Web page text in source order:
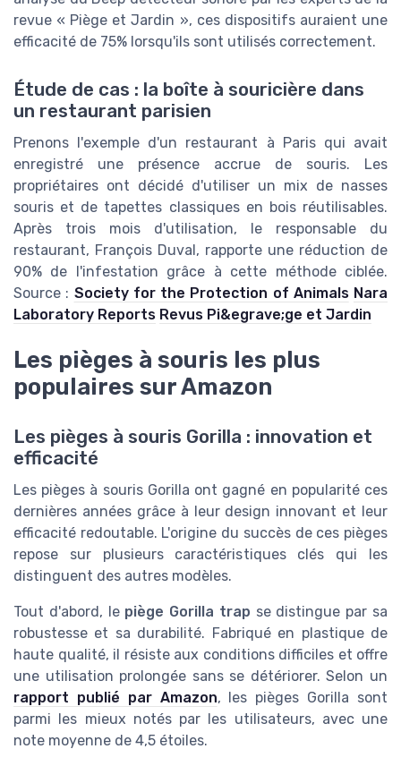
revue « Piège et Jardin », ces dispositifs auraient une
efficacité de 75% lorsqu'ils sont utilisés correctement.
Étude de cas : la boîte à souricière dans
un restaurant parisien
Prenons l'exemple d'un restaurant à Paris qui avait
enregistré une présence accrue de souris. Les
propriétaires ont décidé d'utiliser un mix de nasses
souris et de tapettes classiques en bois réutilisables.
Après trois mois d'utilisation, le responsable du
restaurant, François Duval, rapporte une réduction de
90% de l'infestation grâce à cette méthode ciblée.
Source : Society for the Protection of Animals Nara
Laboratory Reports Revus Pi&egrave;ge et Jardin
Les pièges à souris les plus
populaires sur Amazon
Les pièges à souris Gorilla : innovation et
efficacité
Les pièges à souris Gorilla ont gagné en popularité ces
dernières années grâce à leur design innovant et leur
efficacité redoutable. L'origine du succès de ces pièges
repose sur plusieurs caractéristiques clés qui les
distinguent des autres modèles.
Tout d'abord, le piège Gorilla trap se distingue par sa
robustesse et sa durabilité. Fabriqué en plastique de
haute qualité, il résiste aux conditions difficiles et offre
une utilisation prolongée sans se détériorer. Selon un
rapport publié par Amazon, les pièges Gorilla sont
parmi les mieux notés par les utilisateurs, avec une
note moyenne de 4,5 étoiles.